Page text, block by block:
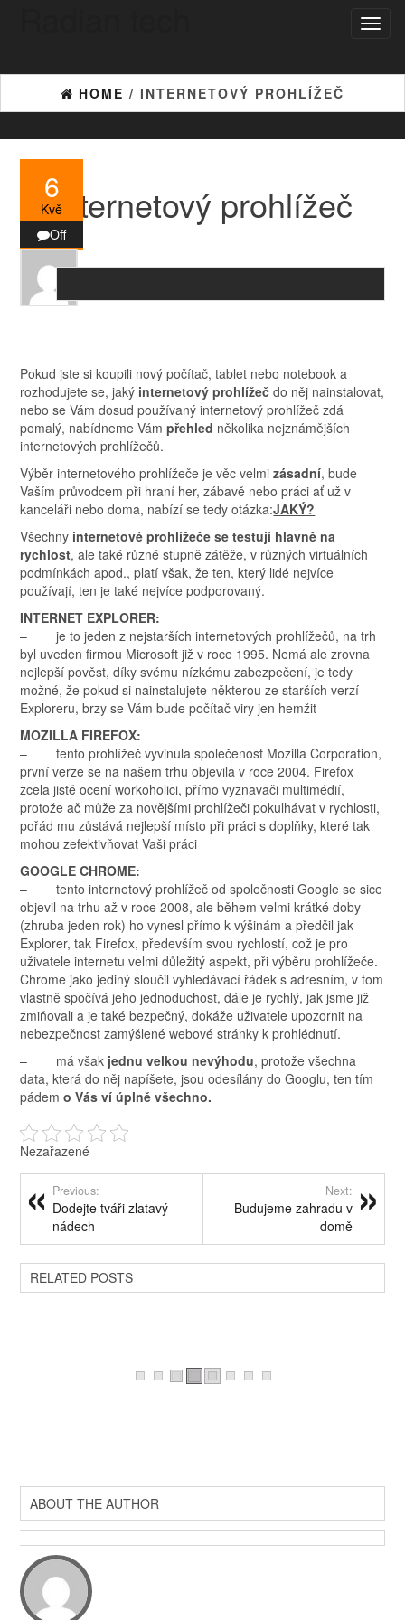
HOME / INTERNETOVÝ PROHLÍŽEČ
6
Kvě
Off
Internetový prohlížeč
Pokud jste si koupili nový počítač, tablet nebo notebook a
rozhodujete se, jaký internetový prohlížečdo něj nainstalovat,
nebo se Vám dosud používaný internetový prohlížeč zdá
pomalý, nabídneme Vámpřehled několika nejznámějších
internetových prohlížečů.
Výběr internetového prohlížeče je věc velmizásadní, bude
Vaším průvodcem při hraní her, zábavě nebo práci ať už v
kanceláři nebo doma, nabízí se tedy otázka:JAKÝ?
Všechny internetové prohlížeče se testují hlavně na
rychlost, ale také různé stupně zátěže, v různých virtuálních
podmínkách apod., platí však, že ten, který lidé nejvíce
používají, ten je také nejvíce podporovaný.
INTERNET EXPLORER:
– je to jeden z nejstarších internetových prohlížečů, na trh
byl uveden firmou Microsoft již v roce 1995. Nemá ale zrovna
nejlepší pověst, díky svému nízkému zabezpečení, je tedy
možné, že pokud si nainstalujete některou ze starších verzí
Exploreru, brzy se Vám bude počítač viry jen hemžit
MOZILLA FIREFOX:
– tento prohlížeč vyvinula společenost Mozilla Corporation,
první verze se na našem trhu objevila v roce 2004. Firefox
zcela jistě ocení workoholici, přímo vyznavači multimédií,
protože ač může za novějšími prohlížeči pokulhávat v rychlosti,
pořád mu zůstává nejlepší místo při práci s doplňky, které tak
mohou zefektivňovat Vaši práci
GOOGLE CHROME:
– tento internetový prohlížeč od společnosti Google se sice
objevil na trhu až v roce 2008, ale během velmi krátké doby
(zhruba jeden rok) ho vynesl přímo k výšinám a předčil jak
Explorer, tak Firefox, především svou rychlostí, což je pro
uživatele internetu velmi důležitý aspekt, při výběru prohlížeče.
Chrome jako jediný sloučil vyhledávací řádek s adresním, v tom
vlastně spočívá jeho jednoduchost, dále je rychlý, jak jsme již
zmiňovali a je také bezpečný, dokáže uživatele upozornit na
nebezpečnost zamýšlené webové stránky k prohlédnutí.
– má však jednu velkou nevýhodu, protože všechna
data, která do něj napíšete, jsou odesílány do Googlu, ten tím
pádemo Vás ví úplně všechno.
Nezařazené
Previous:
Dodejte tváři zlatavý
nádech
Next:
Budujeme zahradu v
domě
RELATED POSTS
ABOUT THE AUTHOR